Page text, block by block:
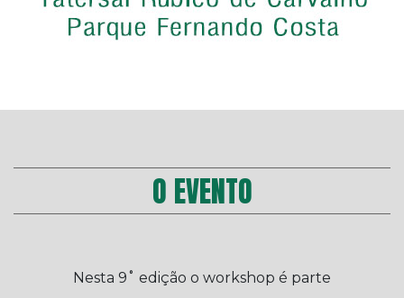
O EVENTO
Nesta 9˚ edição o workshop é parte